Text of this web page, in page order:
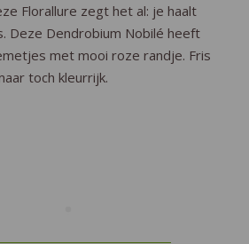
Florallure zegt het al: je haalt
Deze Dendrobium Nobilé heeft
met mooi roze randje. Fris
toch kleurrijk.